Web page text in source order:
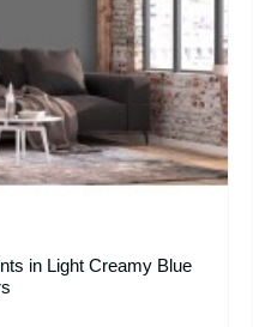
in Light Creamy Blue